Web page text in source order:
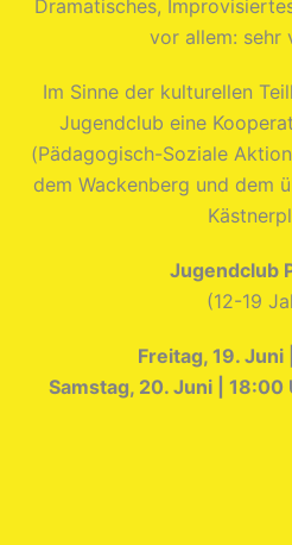
Dramatisches,
vor allem: sehr
Im Sinne der kulturellen
Jugendclub eine
(Pädagogisch-Soziale
dem Wackenberg und dem
Jugendclub
(12-19
Freitag, 19.
Samstag, 20. Juni |